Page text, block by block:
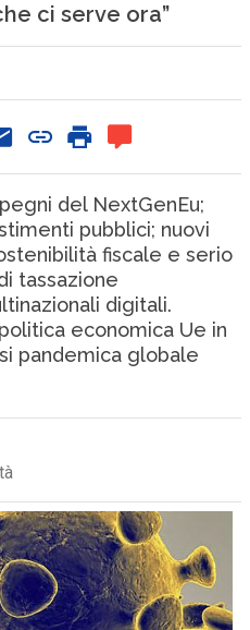
ci serve ora”
del NextGenEu;
pubblici; nuovi
fiscale e serio
tassazione
digitali.
economica Ue in
pandemica globale